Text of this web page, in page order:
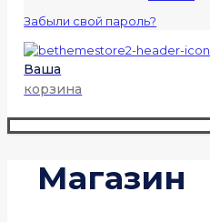
Забыли свой пароль?
Ваша
корзина
Магазин